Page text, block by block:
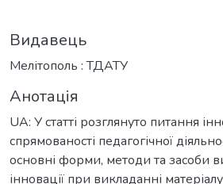
Видавець
Мелітополь : ТДАТУ
Анотація
UA: У статті розглянуто питання
спрямованості педагогічної
основні форми, методи та засоби
інновації при викладанні